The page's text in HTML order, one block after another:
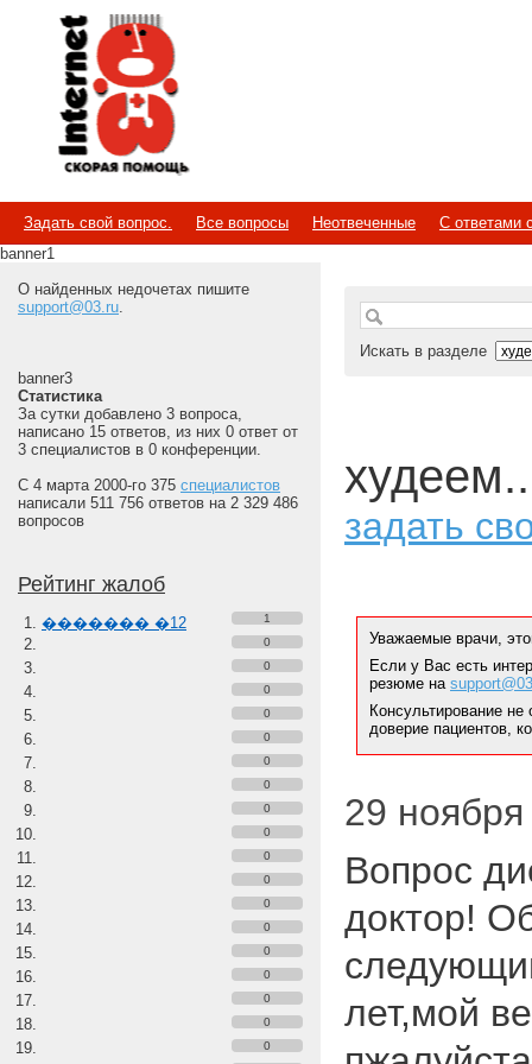
Internet
Скорая помощь
Задать свой вопрос. Все вопросы Неотвеченные
С ответами
banner1
О найденных недочетах пишите
support@03.ru.
banner3
Статистика
За сутки добавлено 3 вопроса,
написано 15 ответов, из них 0 ответ от
3 специалистов в 0 конференции.
С 4 марта 2000-го 375 специалистов
написали 511 756 ответов на 2 329 486
вопросов
Рейтинг жалоб
������� �12
1
0
0
0
0
0
0
0
0
0
0
0
0
0
0
0
0
0
0
Искать в разделе
задать
Уважаемые врачи,
Если у Вас есть
резюме на
Консультирование
доверие пациентов,
29
Вопрос
доктор!
лет,мой